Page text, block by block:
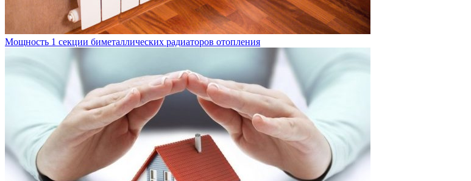
Мощность 1 секции биметаллических радиаторов отопления